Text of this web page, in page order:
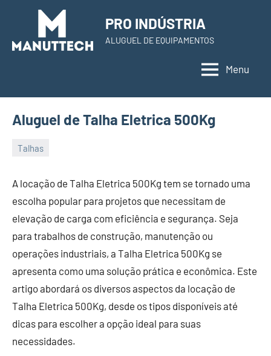
content
PRO INDÚSTRIA
ALUGUEL DE EQUIPAMENTOS
Menu
Aluguel de Talha Eletrica 500Kg
Talhas
November
de
2023
A locação de Talha Eletrica 500Kg tem se tornado uma
escolha popular para projetos que necessitam de
elevação de carga com eficiência e segurança. Seja
para trabalhos de construção, manutenção ou
operações industriais, a Talha Eletrica 500Kg se
apresenta como uma solução prática e econômica. Este
artigo abordará os diversos aspectos da locação de
Talha Eletrica 500Kg, desde os tipos disponíveis até
dicas para escolher a opção ideal para suas
necessidades.